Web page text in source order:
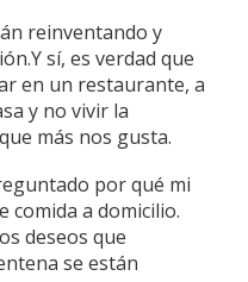
reinventando y
sí, es verdad que
en un restaurante, a
y no vivir la
más nos gusta.
por qué mi
comida a domicilio.
deseos que
se están